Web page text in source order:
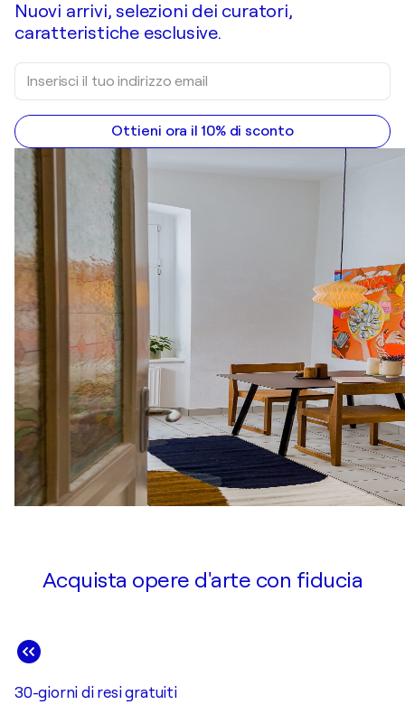
Nuovi arrivi, selezioni dei curatori,
caratteristiche esclusive.
Ottieni ora il 10% di sconto
Acquista opere d'arte con fiducia
30-giorni di resi gratuiti